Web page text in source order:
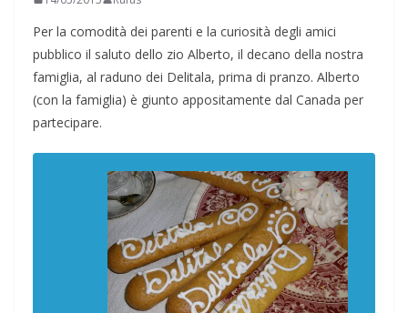
Per la comodità dei parenti e la curiosità degli amici
pubblico il saluto dello zio Alberto, il decano della nostra
famiglia, al raduno dei Delitala, prima di pranzo. Alberto
(con la famiglia) è giunto appositamente dal Canada per
partecipare.